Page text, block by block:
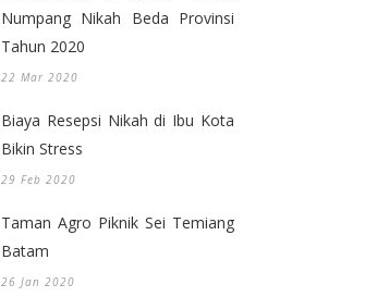
Numpang Nikah Beda Provinsi
Tahun 2020
22 Mar 2020
Biaya Resepsi Nikah di Ibu Kota
Bikin Stress
29 Feb 2020
Taman Agro Piknik Sei Temiang
Batam
26 Jan 2020